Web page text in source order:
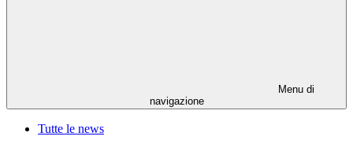
Menu di
navigazione
Tutte le news